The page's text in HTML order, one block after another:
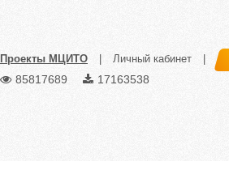
Проекты МЦИТО Личный кабинет
85817689 17163538